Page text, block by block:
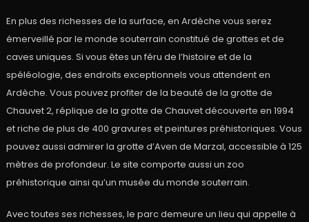
En plus des richesses de la surface, en Ardèche vous serez
émerveillé par le monde souterrain constitué de grottes et de
caves uniques. Si vous êtes un féru de l’histoire et de la
spéléologie, des endroits exceptionnels vous attendent en
Ardèche. Vous pouvez profiter de la beauté de la grotte de
Chauvet 2, réplique de la grotte de Chauvet découverte en 1994
et riche de plus de 400 gravures et peintures préhistoriques. Vous
pouvez aussi admirer la grotte d’Aven de Marzal, accessible à 125
mètres de profondeur. Le site comporte aussi un zoo
préhistorique ainsi qu’un musée du monde souterrain.
Avec toutes ses richesses, le parc demeure un lieu qui appelle à